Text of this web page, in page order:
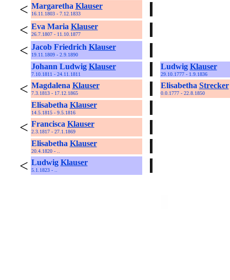
< Margaretha Klauser
16.11.1803 - 7.12.1833
< Eva Maria Klauser
26.7.1807 - 11.10.1877
< Jacob Friedrich Klauser
19.11.1809 - 2.9.1890
Johann Ludwig Klauser
7.10.1811 - 24.11.1811
Ludwig Klauser
29.10.1777 - 1.9.1836
< Magdalena Klauser
7.3.1813 - 17.12.1865
Elisabetha Strecker
0.0.1777 - 22.8.1850
Elisabetha Klauser
14.5.1815 - 9.5.1816
< Francisca Klauser
2.3.1817 - 27.1.1869
Elisabetha Klauser
20.4.1820 - ..
< Ludwig Klauser
5.1.1823 - ..